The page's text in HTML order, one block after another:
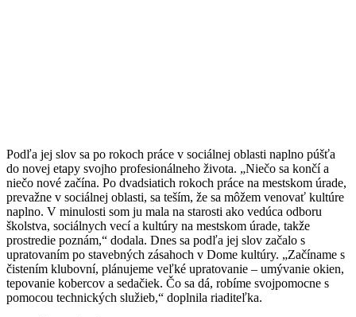
Podľa jej slov sa po rokoch práce v sociálnej oblasti naplno púšťa
do novej etapy svojho profesionálneho života. „Niečo sa končí a
niečo nové začína. Po dvadsiatich rokoch práce na mestskom úrade,
prevažne v sociálnej oblasti, sa teším, že sa môžem venovať kultúre
naplno. V minulosti som ju mala na starosti ako vedúca odboru
školstva, sociálnych vecí a kultúry na mestskom úrade, takže
prostredie poznám,“ dodala. Dnes sa podľa jej slov začalo s
upratovaním po stavebných zásahoch v Dome kultúry. „Začíname s
čistením klubovní, plánujeme veľké upratovanie – umývanie okien,
tepovanie kobercov a sedačiek. Čo sa dá, robíme svojpomocne s
pomocou technických služieb,“ doplnila riaditeľka.